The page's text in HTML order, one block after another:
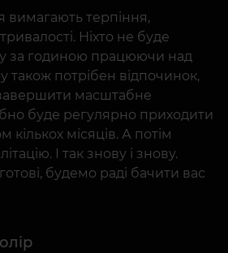
вимагають терпіння,
Ніхто не буде
за годиною працюючи над
також потрібен відпочинок,
масштабне
буде регулярно приходити
кількох місяців. А потім
І так знову і знову.
будемо раді бачити вас